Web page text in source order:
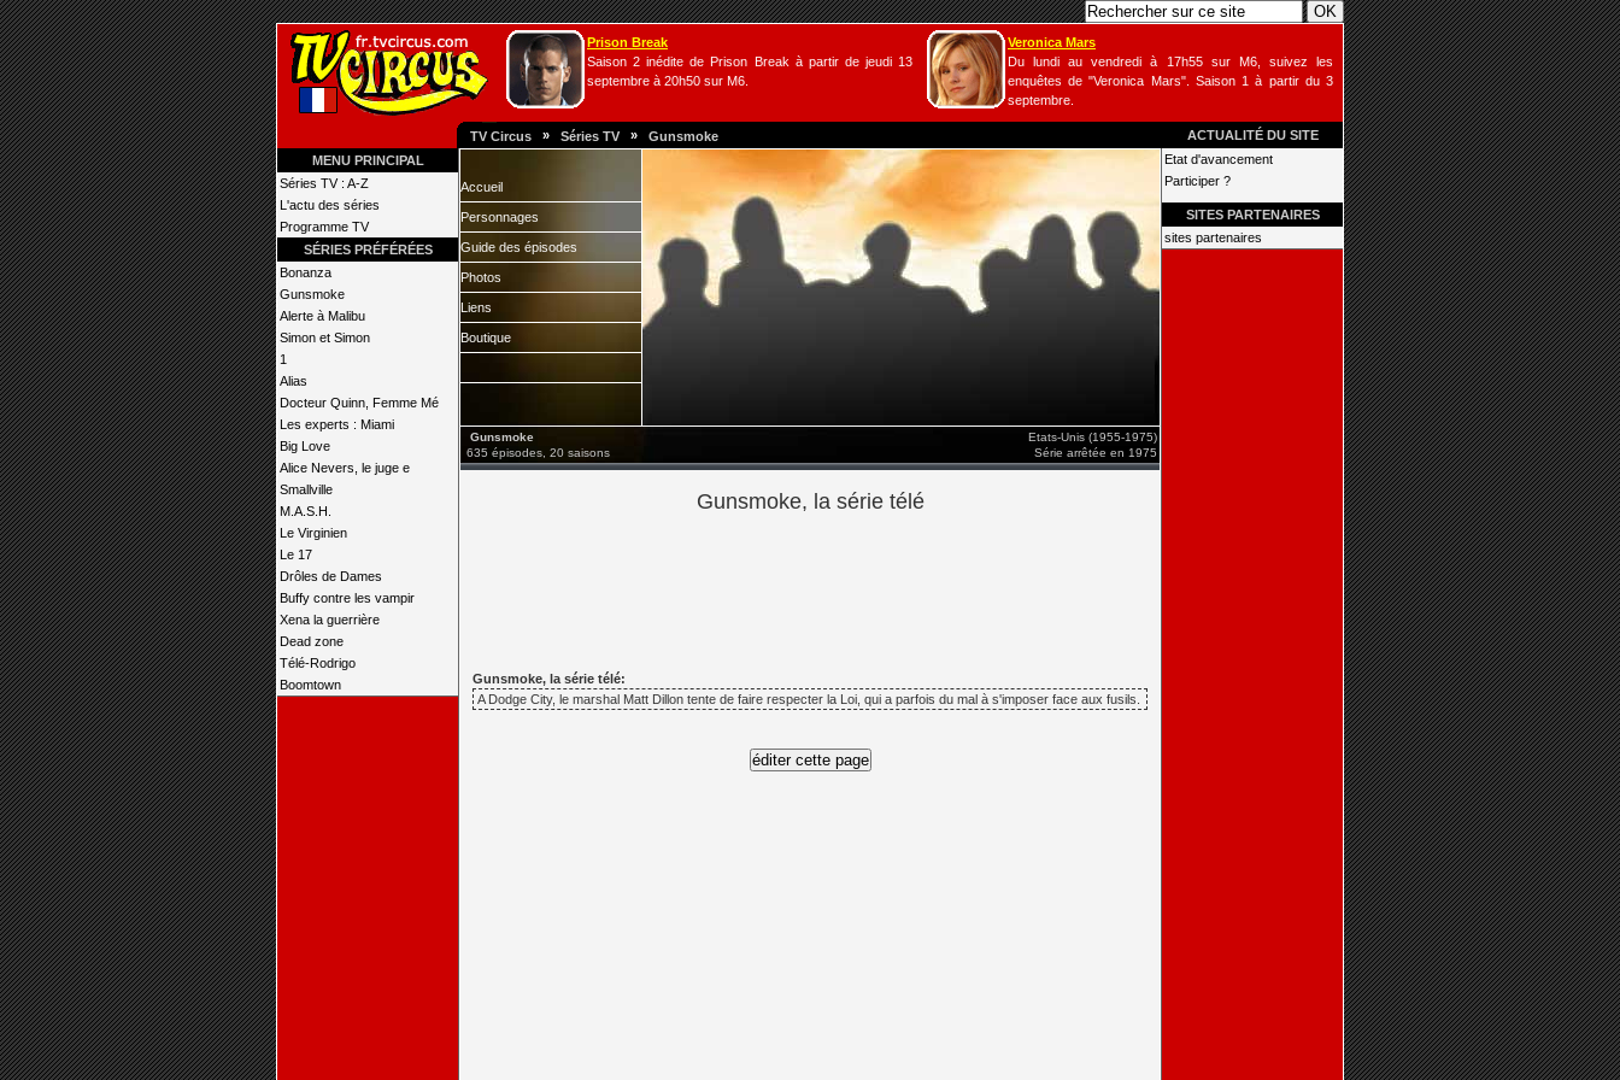
Prison Break
Saison 2 inédite de Prison Break à partir de jeudi 13
septembre à 20h50 sur M6.
Veronica Mars
Du lundi au vendredi à 17h55 sur M6, suivez les
enquêtes de "Veronica Mars". Saison 1 à partir du 3
septembre.
TV Circus » Séries TV » Gunsmoke
ACTUALITÉ DU SITE
MENU PRINCIPAL
Séries TV : A-Z
L'actu des séries
Programme TV
SÉRIES PRÉFÉRÉES
Bonanza
Gunsmoke
Alerte à Malibu
Simon et Simon
1
Alias
Docteur Quinn, Femme Mé
Les experts : Miami
Big Love
Alice Nevers, le juge e
Smallville
M.A.S.H.
Le Virginien
Le 17
Drôles de Dames
Buffy contre les vampir
Xena la guerrière
Dead zone
Télé-Rodrigo
Boomtown
Accueil
Personnages
Guide des épisodes
Photos
Liens
Boutique
Gunsmoke
635 épisodes, 20 saisons
Etats-Unis (1955-1975)
Série arrêtée en 1975
Gunsmoke, la série télé
Gunsmoke, la série télé:
A Dodge City, le marshal Matt Dillon tente de faire respecter la Loi, qui a parfois du mal à s'imposer face aux fusils.
Etat d'avancement
Participer ?
SITES PARTENAIRES
sites partenaires